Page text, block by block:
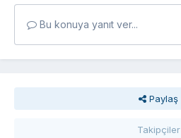
Bu konuya yanıt ver...
Paylaş
Takipçiler